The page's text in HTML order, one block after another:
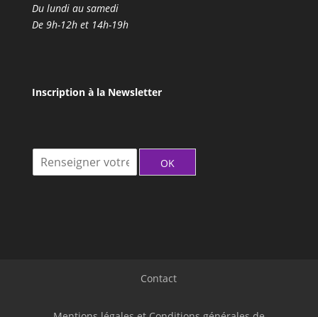
Du lundi au samedi
De 9h-12h et 14h-19h
Inscription à la Newsletter
OK
Contact